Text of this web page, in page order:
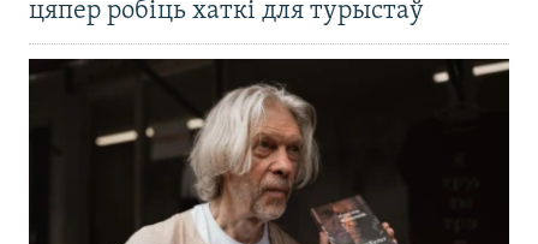
цяпер робіць хаткі для турыстаў